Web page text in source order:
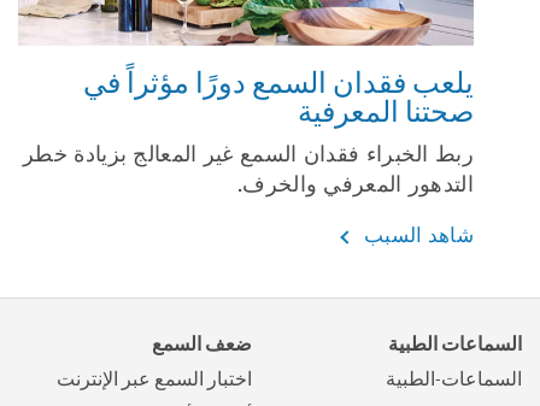
يلعب فقدان السمع دورًا مؤثراً في
صحتنا المعرفية
ربط الخبراء فقدان السمع غير المعالج بزيادة خطر
التدهور المعرفي والخرف.
شاهد السبب
السماعات الطبية
السماعات-الطبية
ضعف السمع
اختبار السمع عبر الإنترنت